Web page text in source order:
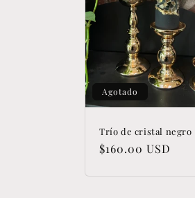
Agotado
Trío de cristal negro
Precio
$160.00 USD